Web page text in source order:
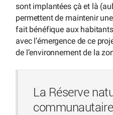
sont implantées çà et là
permettent de maintenir
fait bénéfique aux
avec l’émergence de ce
de l’environnement de la
La Réserve